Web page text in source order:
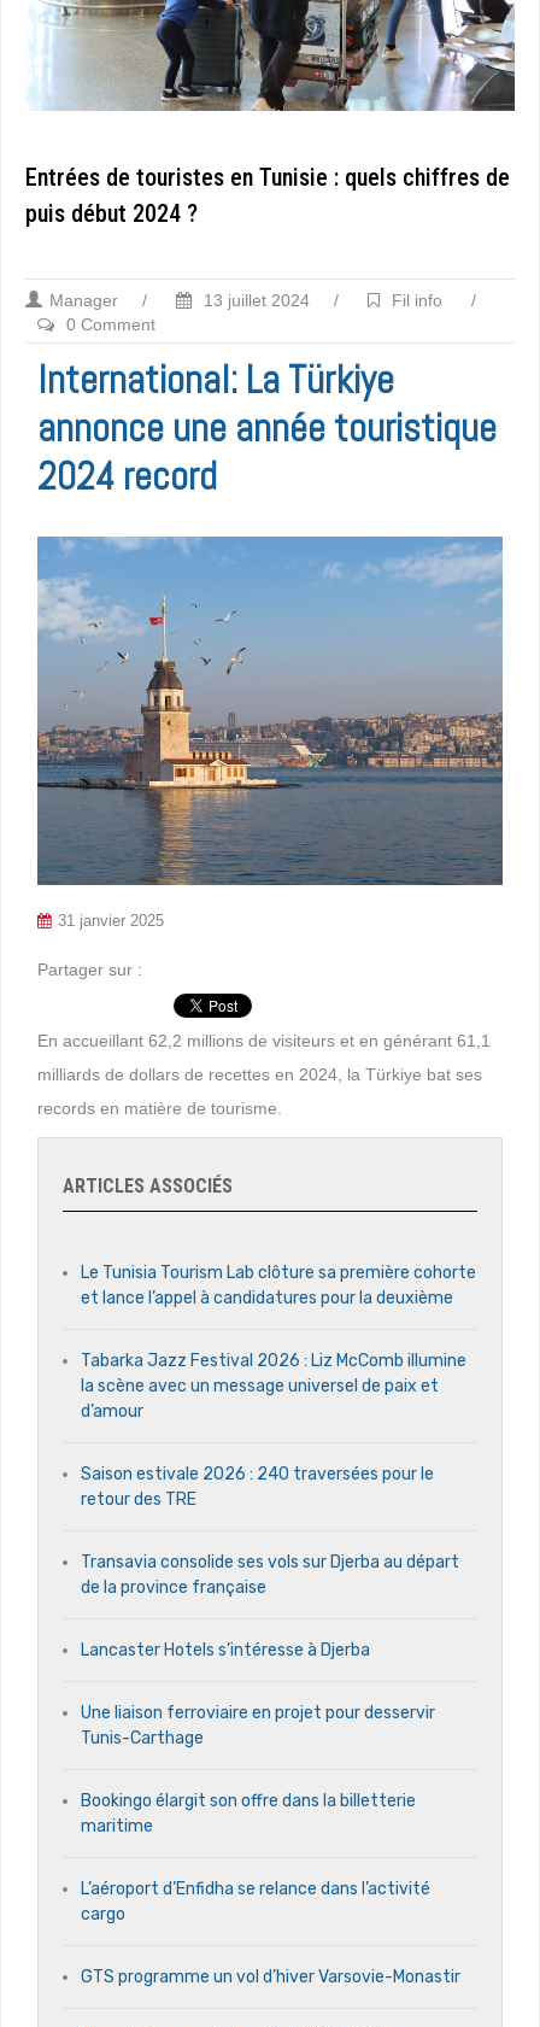
Entrées de touristes en Tunisie : quels chiffres de
puis début 2024 ?
Manager / 13 juillet 2024 / Fil info
/
0 Comment
International: La Türkiye
annonce une année touristique
2024 record
31 janvier 2025
Partager sur :
En accueillant 62,2 millions de visiteurs et en générant 61,1
milliards de dollars de recettes en 2024, la Türkiye bat ses
records en matière de tourisme.
ARTICLES ASSOCIÉS
Le Tunisia Tourism Lab clôture sa première cohorte
et lance l’appel à candidatures pour la deuxième
Tabarka Jazz Festival 2026 : Liz McComb illumine
la scène avec un message universel de paix et
d’amour
Saison estivale 2026 : 240 traversées pour le
retour des TRE
Transavia consolide ses vols sur Djerba au départ
de la province française
Lancaster Hotels s’intéresse à Djerba
Une liaison ferroviaire en projet pour desservir
Tunis-Carthage
Bookingo élargit son offre dans la billetterie
maritime
L’aéroport d’Enfidha se relance dans l’activité
cargo
GTS programme un vol d’hiver Varsovie-Monastir